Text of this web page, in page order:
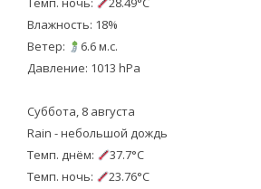
Влажность: 18%
Ветер:
6.6 м.с.
Давление: 1013 hPa
Суббота, 8 августа
Rain - небольшой дождь
Темп. днём:
37.7°C
Темп. ночь:
23.76°C